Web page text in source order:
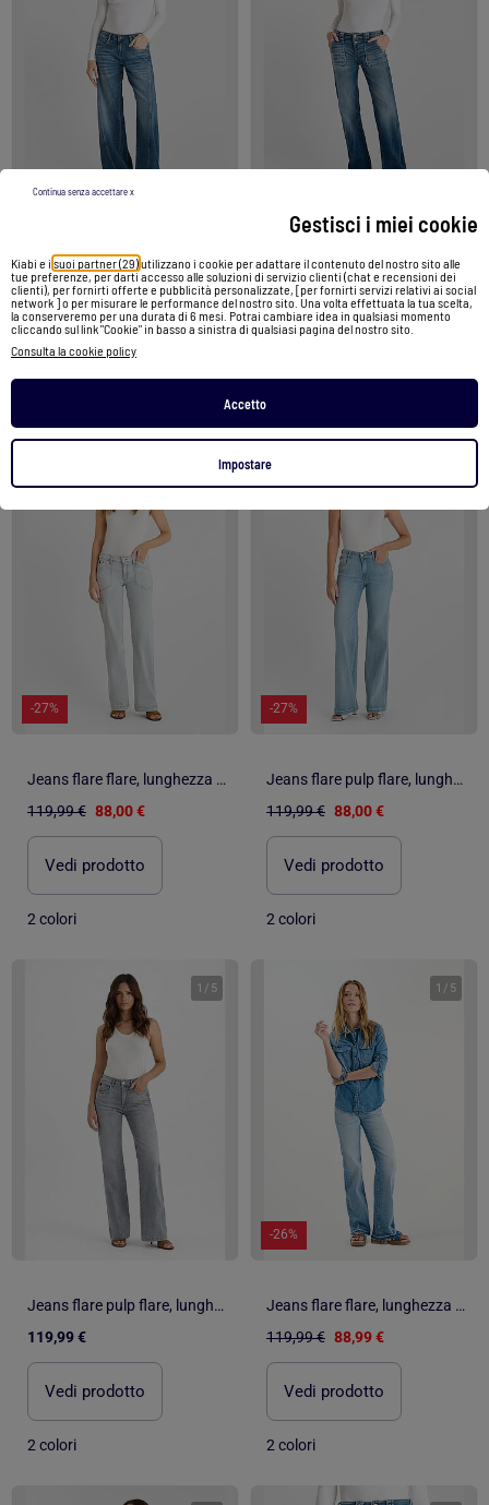
Gestisci i miei cookie
Kiabi e i suoi partner (29)utilizzano i cookie per adattare il contenuto del nostro sito alle
tue preferenze, per darti accesso alle soluzioni di servizio clienti (chat e recensioni dei
clienti), per fornirti offerte e pubblicità personalizzate, [per fornirti servizi relativi ai social
network ] o per misurare le performance del nostro sito. Una volta effettuata la tua scelta,
la conserveremo per una durata di 6 mesi. Potrai cambiare idea in qualsiasi momento
cliccando sul link "Cookie" in basso a sinistra di qualsiasi pagina del nostro sito.
Consulta la cookie policy
Accetto
Impostare
Continua senza accettare x
Jeans flare , lunghezza 34
119,99 € 88,99 €
Vedi prodotto
119,99 €
Vedi prodotto
-27%
Jeans flare flare, lunghezza 34
119,99 € 88,00 €
Vedi prodotto
2 colori
-27%
Jeans flare pulp flare, lunghezza 34
119,99 € 88,00 €
Vedi prodotto
2 colori
1 / 5
Jeans flare pulp flare, lunghezza 34
119,99 €
Vedi prodotto
2 colori
1 / 5
-26%
Jeans flare flare, lunghezza 34
119,99 € 88,99 €
Vedi prodotto
2 colori